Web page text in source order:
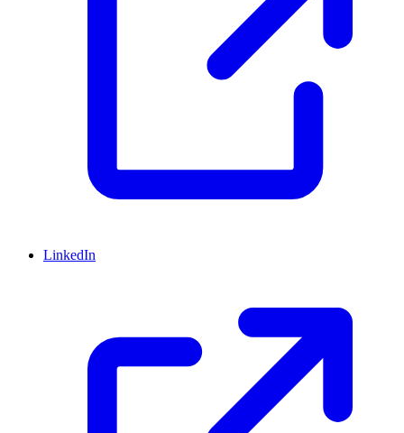
LinkedIn